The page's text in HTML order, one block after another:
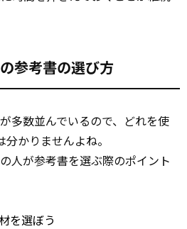
参考書の選び方
多数並んでいるので、どれを使
かりませんよね。
人が参考書を選ぶ際のポイント
を選ぼう